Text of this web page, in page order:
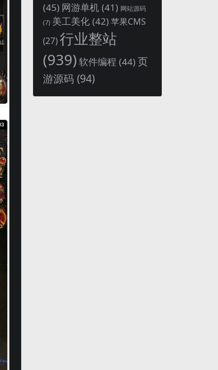
(45) 网游单机 (41) 网站源码
(7) 美工美化 (42) 苹果CMS
(27)行业整站
(939)软件编程 (44)页
游源码 (94)